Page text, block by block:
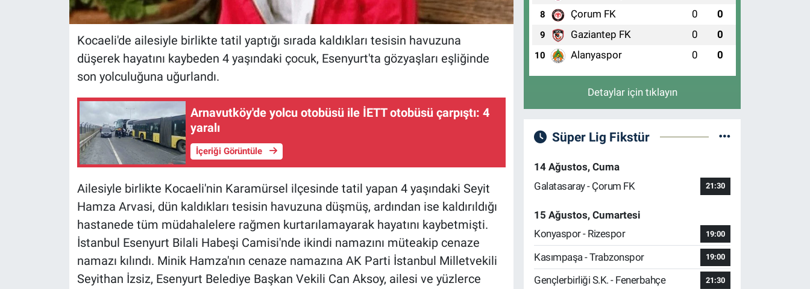
Kocaeli'de ailesiyle birlikte tatil yaptığı sırada kaldıkları tesisin havuzuna
düşerek hayatını kaybeden 4 yaşındaki çocuk, Esenyurt'ta gözyaşları eşliğinde
son yolculuğuna uğurlandı.
Arnavutköy'de yolcu otobüsü ile İETT otobüsü çarpıştı: 4
yaralı
İçeriği Görüntüle
Ailesiyle birlikte Kocaeli'nin Karamürsel ilçesinde tatil yapan 4 yaşındaki Seyit
Hamza Arvasi, dün kaldıkları tesisin havuzuna düşmüş, ardından ise kaldırıldığı
hastanede tüm müdahalelere rağmen kurtarılamayarak hayatını kaybetmişti.
İstanbul Esenyurt Bilali Habeşi Camisi'nde ikindi namazını müteakip cenaze
namazı kılındı. Minik Hamza'nın cenaze namazına AK Parti İstanbul Milletvekili
Seyithan İzsiz, Esenyurt Belediye Başkan Vekili Can Aksoy, ailesi ve yüzlerce
8 Çorum FK 0 0
9 Gaziantep FK 0 0
10 Alanyaspor 0 0
Detaylar için tıklayın
Süper Lig Fikstür
14 Ağustos, Cuma
Galatasaray - Çorum FK
21:30
15 Ağustos, Cumartesi
Konyaspor - Rizespor
19:00
Kasımpaşa - Trabzonspor 19:00
Gençlerbirliği S.K. - Fenerbahçe 21:30